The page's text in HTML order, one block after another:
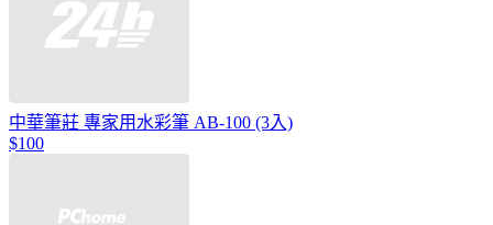
中華筆莊 專家用水彩筆 AB-100 (3入)
$100